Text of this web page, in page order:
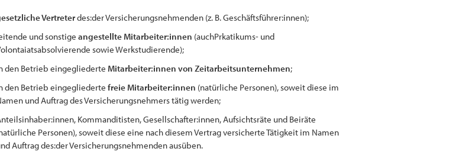
Vertreterdes:der Versicherungsnehmenden (z. B. Geschäftsführer:innen);
und sonstigeangestellte Mitarbeiter:innen (auchPrkatikums- und
sowie Werkstudierende);
den Betrieb eingegliederte Mitarbeiter:innen von Zeitarbeitsunternehmen;
den Betrieb eingegliedertefreie Mitarbeiter:innen (natürliche Personen), soweit diese im
und Auftrag des Versicherungsnehmers tätig werden;
Kommanditisten, Gesellschafter:innen, Aufsichtsräte und Beiräte
Personen), soweit diese eine nach diesem Vertrag versicherte Tätigkeit im Namen
Auftrag des:der Versicherungsnehmenden ausüben.